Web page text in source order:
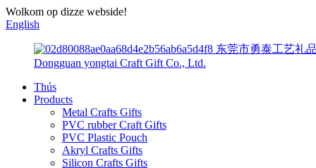
Wolkom op dizze webside!
English
东莞市勇泰工艺礼
Dongguan yongtai Craft Gift Co., Ltd.
Thús
Products
Metal Crafts Gifts
PVC rubber Craft Gifts
PVC Plastic Pouch
Akryl Crafts Gifts
Silicon Crafts Gifts